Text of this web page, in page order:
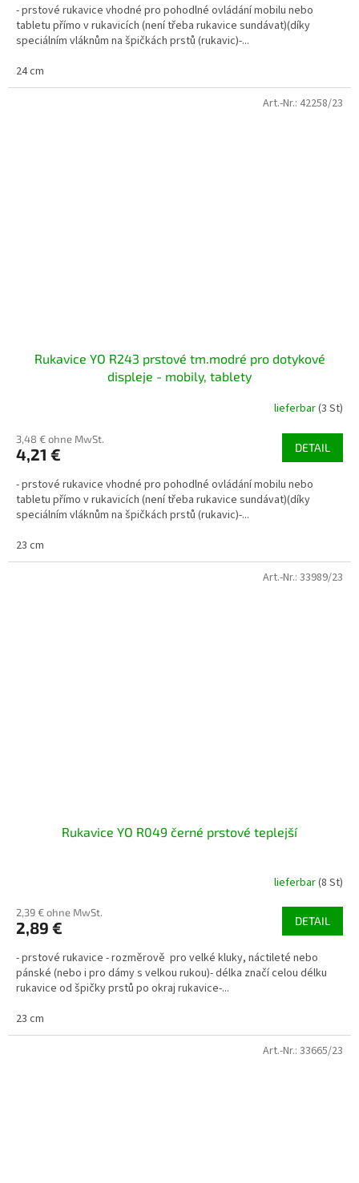
- prstové rukavice vhodné pro pohodlné ovládání mobilu nebo
tabletu přímo v rukavicích (není třeba rukavice sundávat)(díky
speciálním vláknům na špičkách prstů (rukavic)-...
24 cm
Rukavice YO R243 prstové tm.modré pro dotykové
displeje - mobily, tablety
lieferbar(3 St)
3,48 € ohne MwSt.
4,21 € DETAIL
- prstové rukavice vhodné pro pohodlné ovládání mobilu nebo
tabletu přímo v rukavicích (není třeba rukavice sundávat)(díky
speciálním vláknům na špičkách prstů (rukavic)-...
23 cm
Art.-Nr.: 42258/23
Rukavice YO R049 černé prstové teplejší
lieferbar(8 St)
2,39 € ohne MwSt.
2,89 € DETAIL
- prstové rukavice - rozměrově pro velké kluky, náctileté nebo
pánské (nebo i pro dámy s velkou rukou)- délka značí celou délku
rukavice od špičky prstů po okraj rukavice-...
23 cm
Art.-Nr.: 33989/23
Art.-Nr.: 33665/23